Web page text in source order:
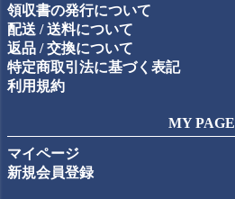
領収書の発行について
配送 / 送料について
返品 / 交換について
特定商取引法に基づく表記
利用規約
MY PAGE
マイページ
新規会員登録